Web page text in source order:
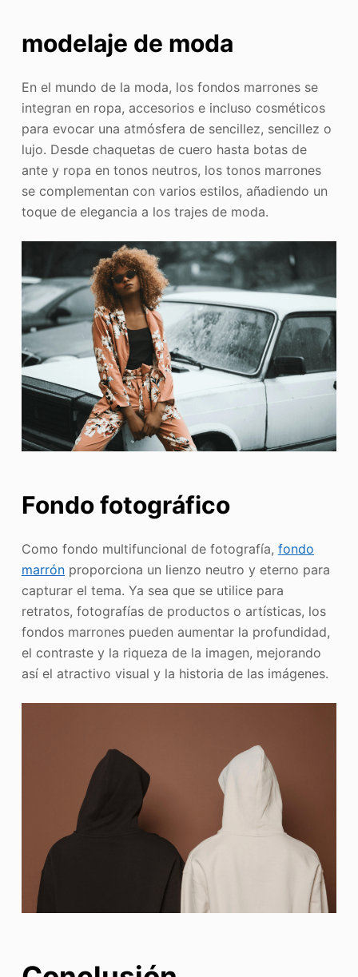
modelaje de moda
En el mundo de la moda, los fondos marrones se
integran en ropa, accesorios e incluso cosméticos
para evocar una atmósfera de sencillez, sencillez o
lujo. Desde chaquetas de cuero hasta botas de
ante y ropa en tonos neutros, los tonos marrones
se complementan con varios estilos, añadiendo un
toque de elegancia a los trajes de moda.
Fondo fotográfico
Como fondo multifuncional de fotografía, fondo
marrónproporciona un lienzo neutro y eterno para
capturar el tema. Ya sea que se utilice para
retratos, fotografías de productos o artísticas, los
fondos marrones pueden aumentar la profundidad,
el contraste y la riqueza de la imagen, mejorando
así el atractivo visual y la historia de las imágenes.